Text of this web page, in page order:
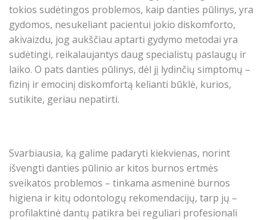
tokios sudėtingos problemos, kaip danties pūlinys, yra
gydomos, nesukeliant pacientui jokio diskomforto,
akivaizdu, jog aukščiau aptarti gydymo metodai yra
sudėtingi, reikalaujantys daug specialistų paslaugų ir
laiko. O pats danties pūlinys, dėl jį lydinčių simptomų –
fizinį ir emocinį diskomfortą kelianti būklė, kurios,
sutikite, geriau nepatirti.
Svarbiausia, ką galime padaryti kiekvienas, norint
išvengti danties pūlinio ar kitos burnos ertmės
sveikatos problemos – tinkama asmeninė burnos
higiena ir kitų odontologų rekomendacijų, tarp jų –
profilaktinė dantų patikra bei reguliari profesionali